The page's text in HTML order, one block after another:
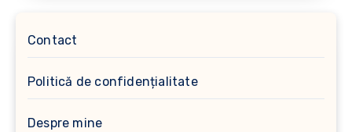
Contact
Politică de confidențialitate
Despre mine